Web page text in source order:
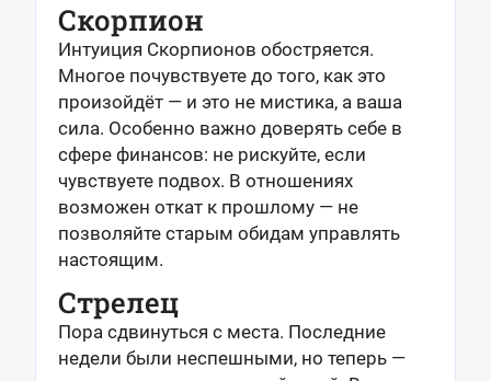
Скорпион
Интуиция Скорпионов обостряется.
Многое почувствуете до того, как это
произойдёт — и это не мистика, а ваша
сила. Особенно важно доверять себе в
сфере финансов: не рискуйте, если
чувствуете подвох. В отношениях
возможен откат к прошлому — не
позволяйте старым обидам управлять
настоящим.
Стрелец
Пора сдвинуться с места. Последние
недели были неспешными, но теперь —